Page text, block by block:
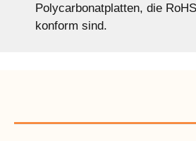
Polycarbonatplatten, die
konform sind.